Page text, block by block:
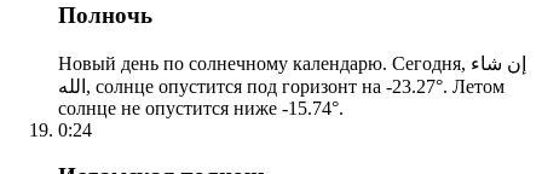
Полночь
Новый день по солнечному календарю. Сегодня, إن شاء
الله, солнце опустится под горизонт на -23.27°. Летом
солнце не опустится ниже -15.74°.
0:24